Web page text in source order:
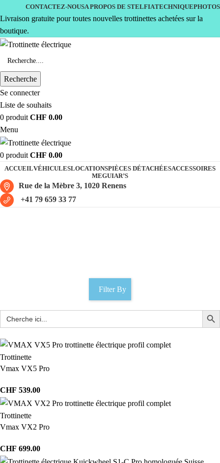
CONTACTEZ-NOUSA PROPOS DE STELFIATECHNIQUEPHOTOS
Livraison gratuite pour toutes nouvelles trottinettes achetées sur la
boutique.
Recherche
Se connecter
Liste de souhaits
0 produit CHF 0.00
Menu
0 produit CHF 0.00
ACCUEILVÉHICULESLOCATIONSPIÈCES DÉTACHÉESACCESSOIRES
MEGUIAR’S
Rue de la Mèbre 3, 1020 Renens
+41 79 659 33 77
Filter By
Trottinette
Vmax VX5 Pro
CHF 539.00
Trottinette
Vmax VX2 Pro
CHF 699.00